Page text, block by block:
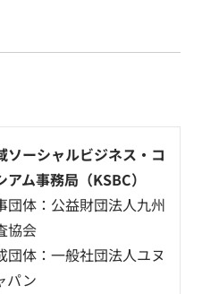
ソーシャルビジネス・コ
アム事務局（KSBC）
団体：公益財団法人九州
協会
体：一般社団法人ユヌ
パン